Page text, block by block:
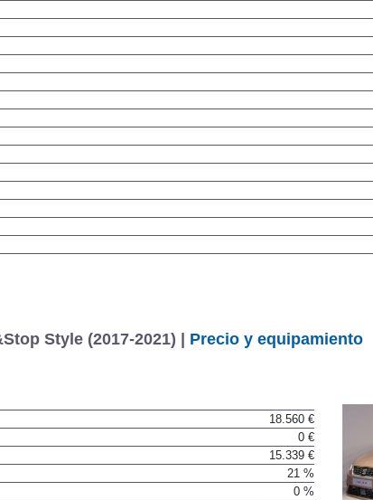
Style (2017-2021) | Precio y equipamiento
18.560 €
0 €
15.339 €
21 %
0 %